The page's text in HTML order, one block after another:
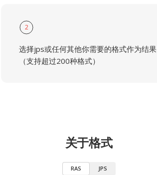
2
选择jps或任何其他你需要的格式作为结果
（支持超过200种格式）
关于格式
RAS JPS